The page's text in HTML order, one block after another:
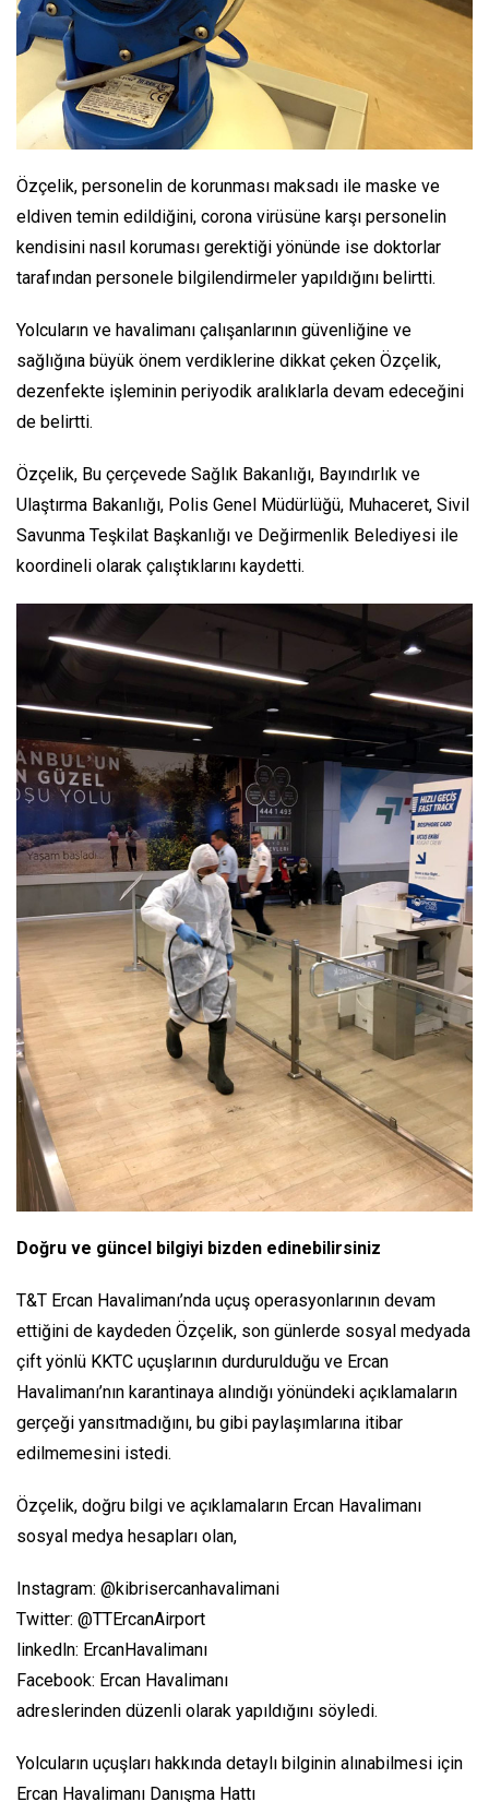
Özçelik, personelin de korunması maksadı ile maske ve
eldiven temin edildiğini, corona virüsüne karşı personelin
kendisini nasıl koruması gerektiği yönünde ise doktorlar
tarafından personele bilgilendirmeler yapıldığını belirtti.
Yolcuların ve havalimanı çalışanlarının güvenliğine ve
sağlığına büyük önem verdiklerine dikkat çeken Özçelik,
dezenfekte işleminin periyodik aralıklarla devam edeceğini
de belirtti.
Özçelik, Bu çerçevede Sağlık Bakanlığı, Bayındırlık ve
Ulaştırma Bakanlığı, Polis Genel Müdürlüğü, Muhaceret, Sivil
Savunma Teşkilat Başkanlığı ve Değirmenlik Belediyesi ile
koordineli olarak çalıştıklarını kaydetti.
Doğru ve güncel bilgiyi bizden edinebilirsiniz
T&T Ercan Havalimanı’nda uçuş operasyonlarının devam
ettiğini de kaydeden Özçelik, son günlerde sosyal medyada
çift yönlü KKTC uçuşlarının durdurulduğu ve Ercan
Havalimanı’nın karantinaya alındığı yönündeki açıklamaların
gerçeği yansıtmadığını, bu gibi paylaşımlarına itibar
edilmemesini istedi.
Özçelik, doğru bilgi ve açıklamaların Ercan Havalimanı
sosyal medya hesapları olan,
Instagram: @kibrisercanhavalimani
Twitter: @TTErcanAirport
linkedln: ErcanHavalimanı
Facebook: Ercan Havalimanı
adreslerinden düzenli olarak yapıldığını söyledi.
Yolcuların uçuşları hakkında detaylı bilginin alınabilmesi için
Ercan Havalimanı Danışma Hattı